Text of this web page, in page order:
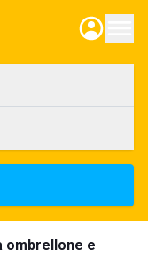
ombrellone e